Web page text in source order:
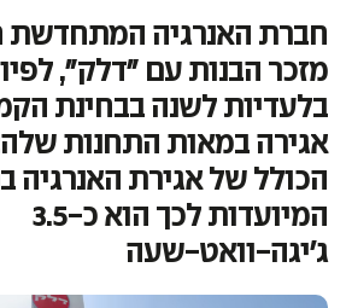
חברת האנרגיה
מזכר הבנות עם "דלק",
בלעדיות לשנה בבחינת
אגירה במאות התחנות
הכולל של אגירת האנרגיה
המיועדות לכך הוא כ-3.5
ג'יגה-וואט-שעה